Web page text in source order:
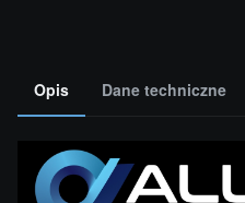
Opis Dane techniczne